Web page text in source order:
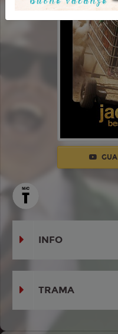
INFO
TRAMA